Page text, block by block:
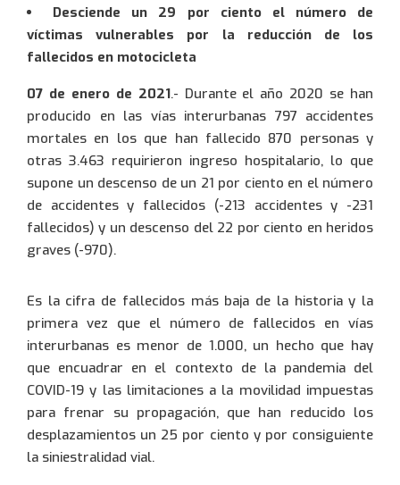
Desciende un 29 por ciento el número de
víctimas vulnerables por la reducción de los
fallecidos en motocicleta
07 de enero de 2021.- Durante el año 2020 se han
producido en las vías interurbanas 797 accidentes
mortales en los que han fallecido 870 personas y
otras 3.463 requirieron ingreso hospitalario, lo que
supone un descenso de un 21 por ciento en el número
de accidentes y fallecidos (-213 accidentes y -231
fallecidos) y un descenso del 22 por ciento en heridos
graves (-970).
Es la cifra de fallecidos más baja de la historia y la
primera vez que el número de fallecidos en vías
interurbanas es menor de 1.000, un hecho que hay
que encuadrar en el contexto de la pandemia del
COVID-19 y las limitaciones a la movilidad impuestas
para frenar su propagación, que han reducido los
desplazamientos un 25 por ciento y por consiguiente
la siniestralidad vial.